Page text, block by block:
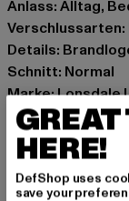
Anlass: Alltag,
Verschlussarten:
Details:
Schnitt: Normal
Marke: Lonsdale
Kat.:
Farbe: schwarz
Hersteller Farbe:
GREAT
HERE!
DefShop uses
save your